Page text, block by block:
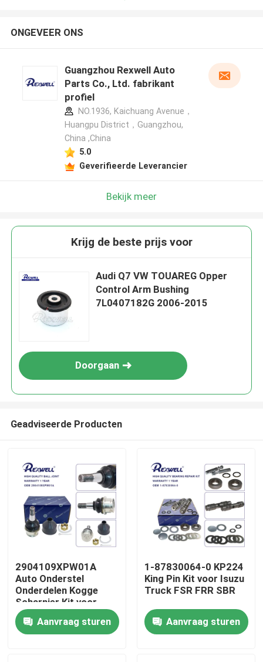
Huis
Producten
ONGEVEER ONS
Guangzhou Rexwell Auto
Parts Co., Ltd. fabrikant
profiel
NO.1936, Kaichuang Avenue，
Huangpu District，Guangzhou,
China ,China
5.0
Geverifieerde Leverancier
Bekijk meer
Krijg de beste prijs voor
Audi Q7 VW TOUAREG Opper
Control Arm Bushing
7L0407182G 2006-2015
Doorgaan
Geadviseerde Producten
2904109XPW01A
Auto Onderstel
Onderdelen Kogge
Scharnier Kit voor
Great Wall
Aanvraag sturen
1-87830064-0 KP224
King Pin Kit voor Isuzu
Truck FSR FRR SBR
Aanvraag sturen